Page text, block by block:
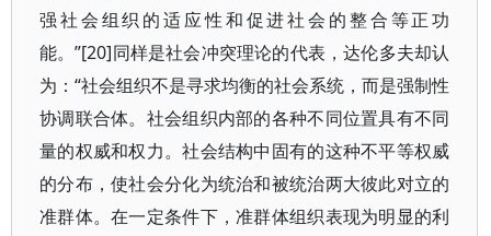
强社会组织的适应性和促进社会的整合等正功
能。”[20]同样是社会冲突理论的代表，达伦多夫却认
为：“社会组织不是寻求均衡的社会系统，而是强制性
协调联合体。社会组织内部的各种不同位置具有不同
量的权威和权力。社会结构中固有的这种不平等权威
的分布，使社会分化为统治和被统治两大彼此对立的
准群体。在一定条件下，准群体组织表现为明显的利